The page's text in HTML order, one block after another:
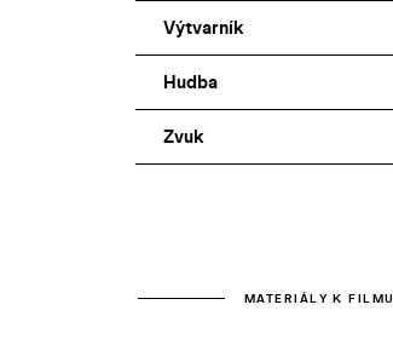
Výtvarník
Hudba
Zvuk
MATERIÁLY K FILMU